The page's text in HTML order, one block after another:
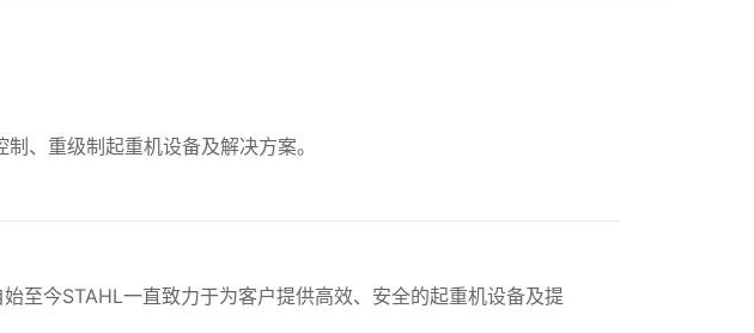
、重级制起重机设备及解决方案。
至今STAHL一直致力于为客户提供高效、安全的起重机设备及提